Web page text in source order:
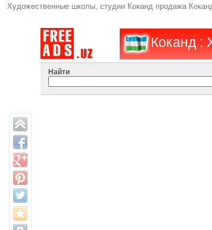
Художественные школы, студии Коканд продажа
Коканд :
Найти